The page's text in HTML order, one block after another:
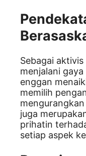
Sebagai
menjalani
enggan
memilih
juga
prihatin
setiap aspek